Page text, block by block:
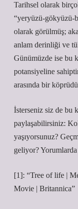
Tarihsel olarak
“yeryüzü-gökyüzü-
olarak görülmüş;
anlam derinliği ve
Günümüzde ise bu
potansiyeline
arasında bir
İsterseniz siz de bu
paylaşabilirsiniz:
yaşıyorsunuz?
geliyor?
[1]: “Tree of life |
Movie | Britannica”